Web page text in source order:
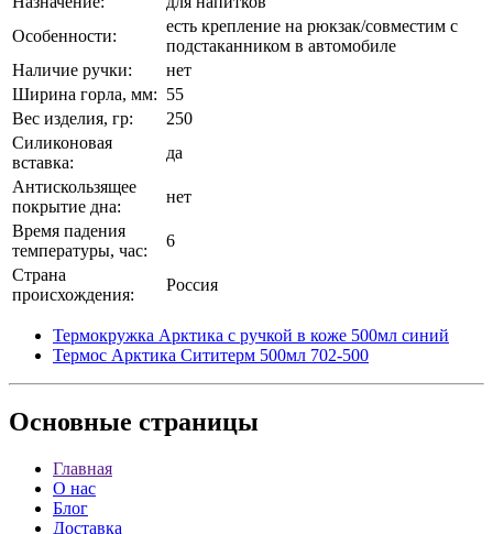
Особенности:
есть крепление на рюкзак/совместим с
подстаканником в автомобиле
Наличие ручки:
нет
Ширина горла, мм: 55
Вес изделия, гр:
250
Силиконовая
вставка:
да
Антискользящее
покрытие дна:
нет
Время падения
температуры, час:
6
Страна
происхождения:
Россия
Термокружка Арктика с ручкой в коже 500мл синий
Термос Арктика Сититерм 500мл 702-500
Основные страницы
Главная
О нас
Блог
Доставка